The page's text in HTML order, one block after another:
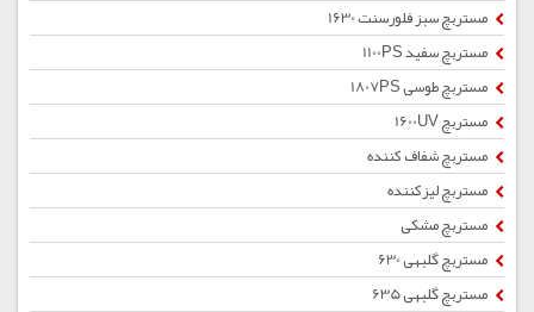
مستربچ سبز فلورسنت 1630
مستربچ سفید 1100PS
مستربچ طوسی 1807PS
مستربچ 1600UV
مستربچ شفاف کننده
مستربچ لیزکننده
مستربچ مشکی
مستربچ گلبهی 630
مستربچ گلبهی 635